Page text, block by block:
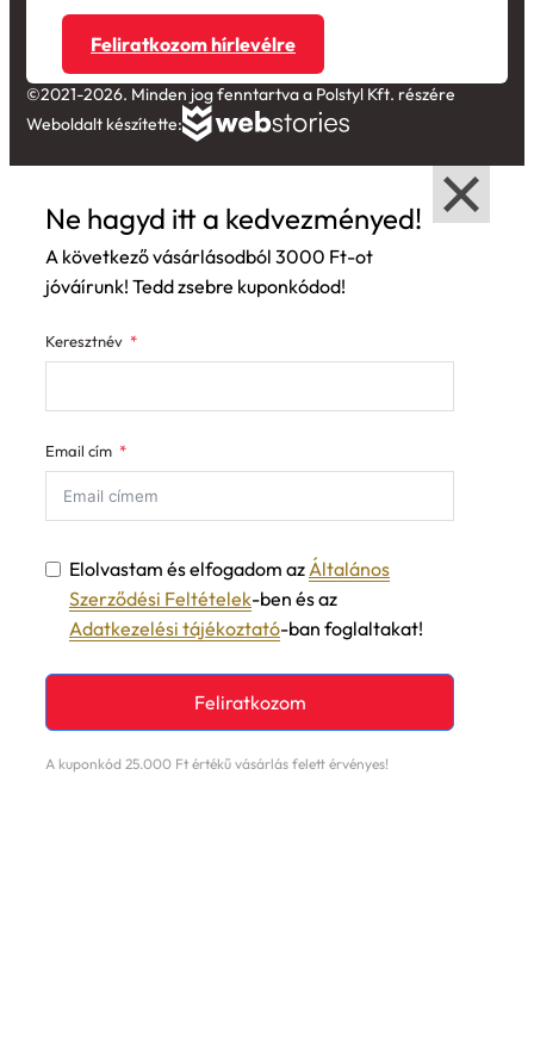
Feliratkozom hírlevélre
©2021-2026. Minden jog fenntartva a Polstyl Kft. részére
Weboldalt készítette:
Ne hagyd itt a kedvezményed!
A következő vásárlásodból 3000 Ft-ot
jóváírunk! Tedd zsebre kuponkódod!
Keresztnév
Email cím
Elolvastam és elfogadom azÁltalános
Szerződési Feltételek-ben és az
Adatkezelési tájékoztató-ban foglaltakat!
Feliratkozom
A kuponkód 25.000 Ft értékű vásárlás felett érvényes!